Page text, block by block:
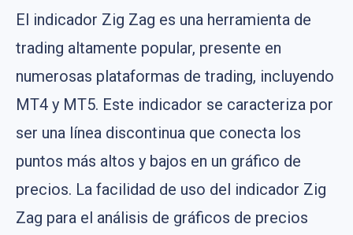
El indicador Zig Zag es una herramienta de
trading altamente popular, presente en
numerosas plataformas de trading, incluyendo
MT4 y MT5. Este indicador se caracteriza por
ser una línea discontinua que conecta los
puntos más altos y bajos en un gráfico de
precios. La facilidad de uso del indicador Zig
Zag para el análisis de gráficos de precios